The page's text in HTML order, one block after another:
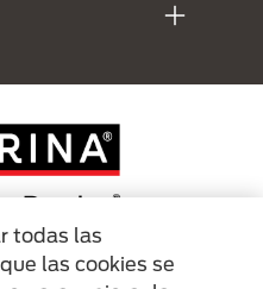
Purina
todas las
las cookies se